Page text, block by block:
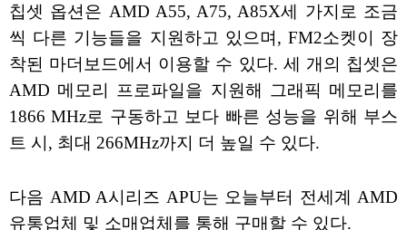
칩셋 옵션은 AMD A55, A75, A85X세 가지로 조금
씩 다른 기능들을 지원하고 있으며, FM2소켓이 장
착된 마더보드에서 이용할 수 있다. 세 개의 칩셋은
AMD 메모리 프로파일을 지원해 그래픽 메모리를
1866 MHz로 구동하고 보다 빠른 성능을 위해 부스
트 시, 최대 266MHz까지 더 높일 수 있다.
다음 AMD A시리즈 APU는 오늘부터 전세계 AMD
유통업체 및 소매업체를 통해 구매할 수 있다.